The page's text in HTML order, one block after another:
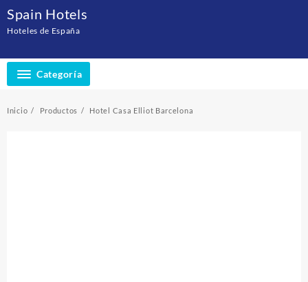
contenido
Spain Hotels
Hoteles de España
Categoría
Inicio Productos Hotel Casa Elliot Barcelona